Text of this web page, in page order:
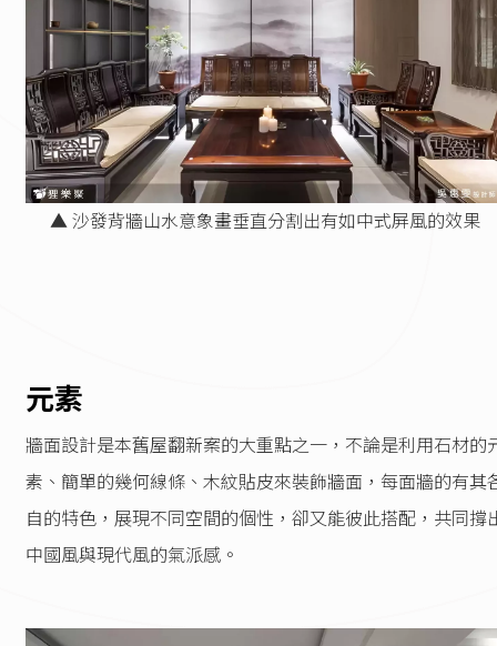
▲ 沙發背牆山水意象畫垂直分割出有如中式屏風的效果
元素
牆面設計是本舊屋翻新案的大重點之一，不論是利用石材的
素、簡單的幾何線條、木紋貼皮來裝飾牆面，每面牆的有其
自的特色，展現不同空間的個性，卻又能彼此搭配，共同撐
中國風與現代風的氣派感。